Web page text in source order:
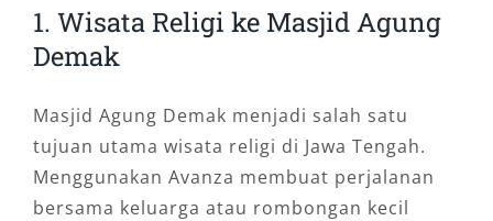
1. Wisata Religi ke Masjid Agung
Demak
Masjid Agung Demak menjadi salah satu
tujuan utama wisata religi di Jawa Tengah.
Menggunakan Avanza membuat perjalanan
bersama keluarga atau rombongan kecil